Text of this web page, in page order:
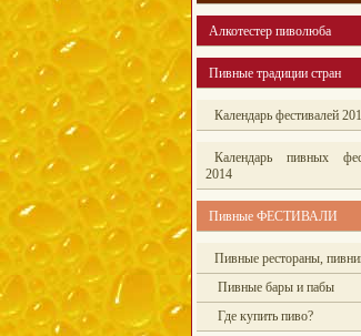
Алкотестер пиволюба
Пивные традиции стран
Календарь фестивалей
Календарь пивных
2014
Пивные ФЕСТИВАЛИ
Пивные рестораны,
Пивные бары и пабы
Где купить пиво?